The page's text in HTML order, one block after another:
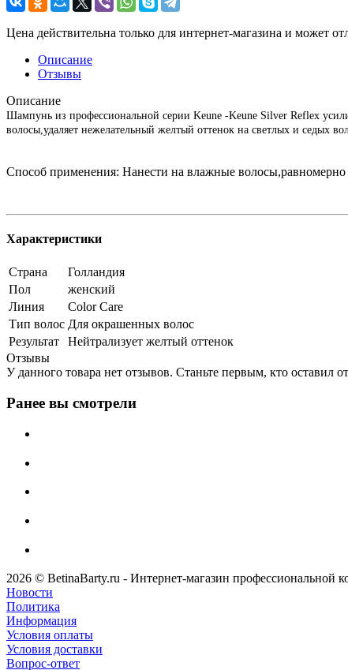
Цена действительна только для интернет-магазина и может
Описание
Отзывы
Описание
Шампунь из профессиональной серии Keune -Keune Silver Reflex
волосы,удаляет нежелательный желтый оттенок на светлых и седых
Способ применения: Нанести на влажные волосы,равномерно
Характеристики
Страна
Голландия
Пол
женский
Линия
Color Care
Тип волос Для окрашенных волос
Результат
Нейтрализует желтый оттенок
Отзывы
У данного товара нет отзывов. Станьте первым, кто оставил
Ранее вы смотрели
2026 © BetinaBarty.ru - Интернет-магазин профессиональной
Новости
Политика
Информация
Условия оплаты
Условия доставки
Вопрос-ответ